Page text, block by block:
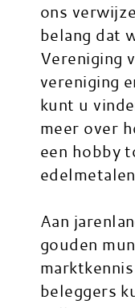
ons
belang dat
Vereniging
vereniging
kunt u
meer over
een hobby
Aan
gouden
beleggers